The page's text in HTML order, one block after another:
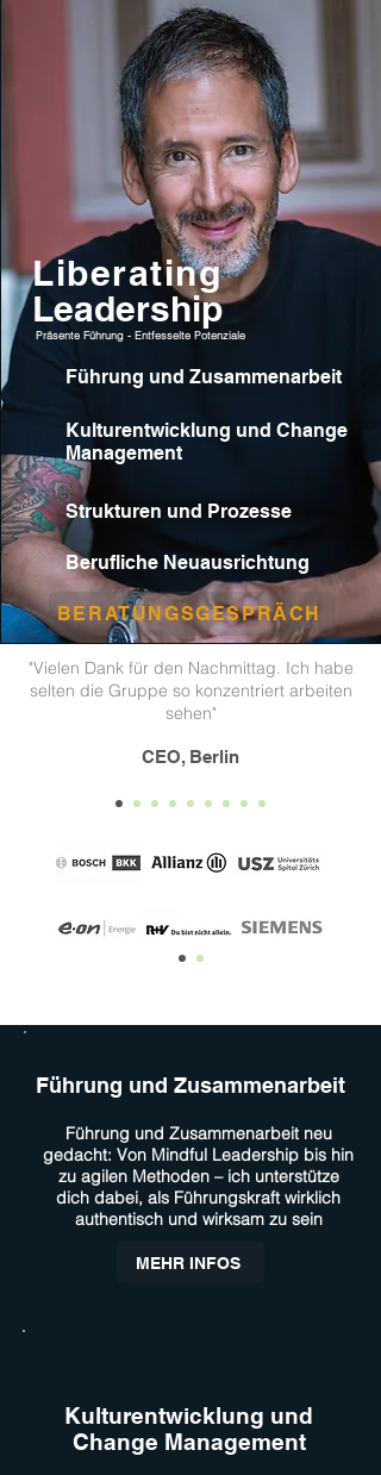
Liberating
Leadership
Präsente Führung - Entfesselte Potenziale
BERATUNGSGESPRÄCH
Führung und Zusammenarbeit
Kulturentwicklung und Change
Management
Strukturen und Prozesse
Berufliche Neuausrichtung
"Vielen Dank für den Nachmittag. Ich habe
selten die Gruppe so konzentriert arbeiten
sehen"
CEO, Berlin
Führung und Zusammenarbeit
Führung und Zusammenarbeit neu
gedacht: Von Mindful Leadership bis hin
zu agilen Methoden – ich unterstütze
dich dabei, als Führungskraft wirklich
authentisch und wirksam zu sein
MEHR INFOS
Kulturentwicklung und
Change Management